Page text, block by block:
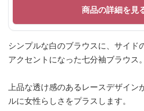
商品の詳細を見
シンプルな白のブラウスに、サイド
アクセントになった七分袖ブラウス。
上品な透け感のあるレースデザイン
ルに女性らしさをプラスします。